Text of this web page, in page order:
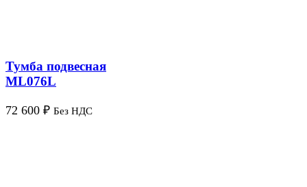
Тумба подвесная
ML076L
72 600 ₽ Без НДС